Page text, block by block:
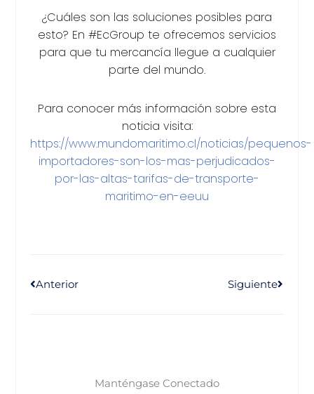
¿Cuáles son las soluciones posibles para
esto? En #EcGroup te ofrecemos servicios
para que tu mercancía llegue a cualquier
parte del mundo.
Para conocer más información sobre esta
noticia visita:
https://www.mundomaritimo.cl/noticias/pequenos-
importadores-son-los-mas-perjudicados-
por-las-altas-tarifas-de-transporte-
maritimo-en-eeuu
Anterior Siguiente
Manténgase Conectado